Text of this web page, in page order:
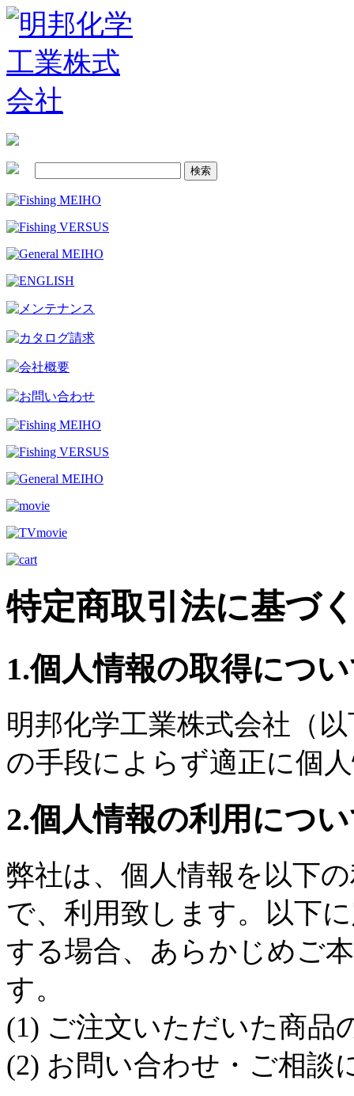
特定商取引法に基づ
1.個人情報の取得につ
明邦化学工業株式会社（
の手段によらず適正に個
2.個人情報の利用につ
弊社は、個人情報を以下
で、利用致します。以下
する場合、あらかじめご
す。
(1) ご注文いただいた商品
(2) お問い合わせ・ご相談